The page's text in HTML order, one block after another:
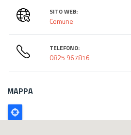
SITO WEB:
Comune
TELEFONO:
0825 967816
MAPPA
Poligono
GEO